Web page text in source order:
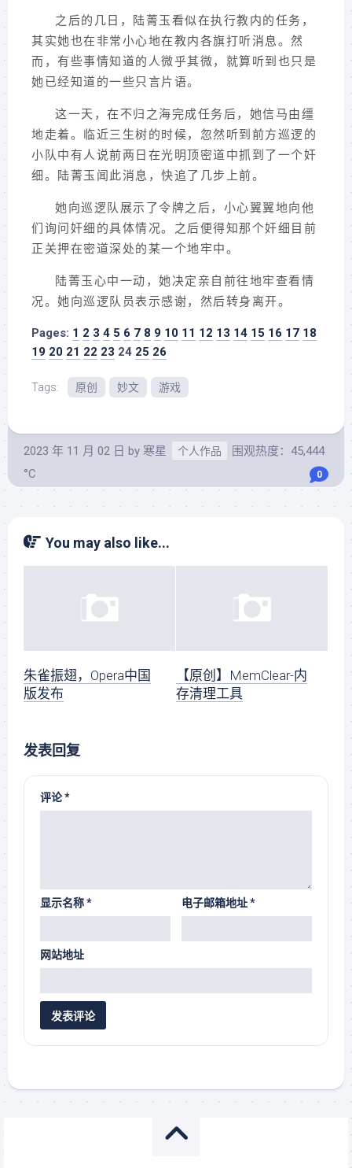
之后的几日，陆菁玉看似在执行教内的任务，
其实她也在非常小心地在教内各旗打听消息。然
而，有些事情知道的人微乎其微，就算听到也只是
她已经知道的一些只言片语。
这一天，在不归之海完成任务后，她信马由缰
地走着。临近三生树的时候，忽然听到前方巡逻的
小队中有人说前两日在光明顶密道中抓到了一个奸
细。陆菁玉闻此消息，快追了几步上前。
她向巡逻队展示了令牌之后，小心翼翼地向他
们询问奸细的具体情况。之后便得知那个奸细目前
正关押在密道深处的某一个地牢中。
陆菁玉心中一动，她决定亲自前往地牢查看情
况。她向巡逻队员表示感谢，然后转身离开。
Pages: 1 2 3 4 5 6 7 8 9 10 11 12 13 14 15 16 17 18
19 20 21 22 23 24 25 26
Tags: 原创 妙文 游戏
2023 年 11 月 02 日 by 寒星 个人作品
围观热度：45,444
°C
0
You may also like...
朱雀振翅，Opera中国
版发布
【原创】MemClear-内
存清理工具
发表回复
评论*
显示名称* 电子邮箱地址*
网站地址